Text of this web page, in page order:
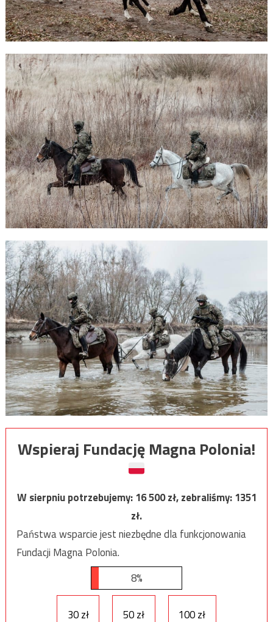
Wspieraj Fundację Magna Polonia!
W sierpniu potrzebujemy:16 500zł, zebraliśmy:1351
zł.
Państwa wsparcie jest niezbędne dla funkcjonowania
Fundacji Magna Polonia.
8%
30 zł 50 zł 100 zł